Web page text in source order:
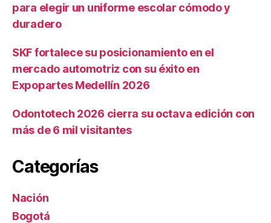
para elegir un uniforme escolar cómodo y
duradero
SKF fortalece su posicionamiento en el
mercado automotriz con su éxito en
Expopartes Medellín 2026
Odontotech 2026 cierra su octava edición con
más de 6 mil visitantes
Categorías
Nación
Bogotá